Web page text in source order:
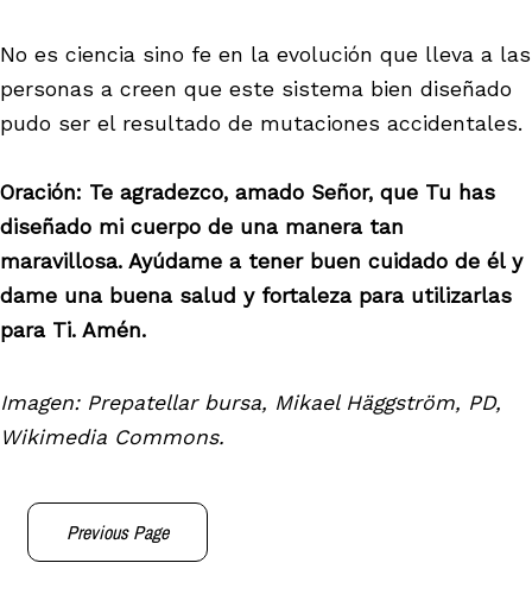
No es ciencia sino fe en la evolución que lleva a las
personas a creen que este sistema bien diseñado
pudo ser el resultado de mutaciones accidentales.
Oración: Te agradezco, amado Señor, que Tu has
diseñado mi cuerpo de una manera tan
maravillosa. Ayúdame a tener buen cuidado de él y
dame una buena salud y fortaleza para utilizarlas
para Ti. Amén.
Imagen: Prepatellar bursa, Mikael Häggström, PD,
Wikimedia Commons.
Previous Page